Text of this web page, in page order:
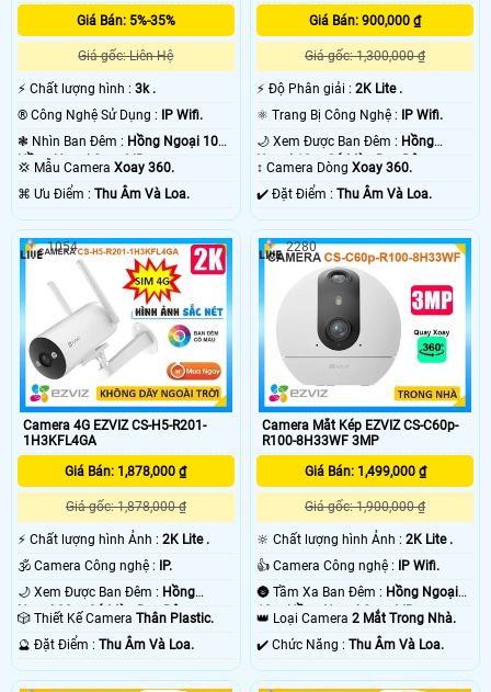
Giá Bán: 5%-35%
Giá gốc: Liên Hệ
️⚡ Chất lượng hình : 3k .
®️ Công Nghệ Sử Dụng :
IP Wifi.
❃ Nhìn Ban Đêm : Hồng Ngoại 10m
Hồng Ngoại Smart IR.
💢 Mẫu Camera Xoay 360.
️⌘ Ưu Điểm : Thu Âm Và Loa.
Giá Bán: 900,000 ₫
Giá gốc: 1,300,000 ₫
️⚡ Độ Phân giải :2K Lite .
⚛️ Trang Bị Công Nghệ :
IP Wifi.
🌙 Xem Được Ban Đêm : Hồng
Ngoại 10m Có Màu Ban Ðêm.
↕️ Camera DòngXoay 360.
️✔️ Đặt Điểm :Thu Âm Và Loa.
Camera 4G EZVIZ CS-H5-R201-
1H3KFL4GA
Giá Bán: 1,878,000 ₫
Giá gốc: 1,878,000 ₫
️⚡ Chất lượng hình Ảnh : 2K Lite .
🕉️ Camera Công nghệ : IP.
🌙 Xem Được Ban Đêm : Hồng
Ngoại 30m Có Màu Ban Ðêm.
🎲 Thiết Kế Camera Thân Plastic.
️🔮 Đặt Điểm : Thu Âm Và Loa.
1054
Camera Mắt Kép EZVIZ CS-C60p-
R100-8H33WF 3MP
Giá Bán: 1,499,000 ₫
Giá gốc: 1,900,000 ₫
🔆 Chất lượng hình Ảnh :2K Lite .
👍 Camera Công nghệ : IP Wifi.
🌚 Tầm Xa Ban Đêm : Hồng Ngoại
10m Hồng Ngoại Smart IR.
👑 Loại Camera2 Mắt Trong Nhà.
️✔️ Chức Năng :Thu Âm Và Loa.
2280